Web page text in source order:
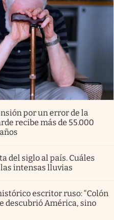
por un error de la
recibe más de 55.000
del siglo al país. Cuáles
intensas lluvias
escritor ruso: “Colón
descubrió América, sino